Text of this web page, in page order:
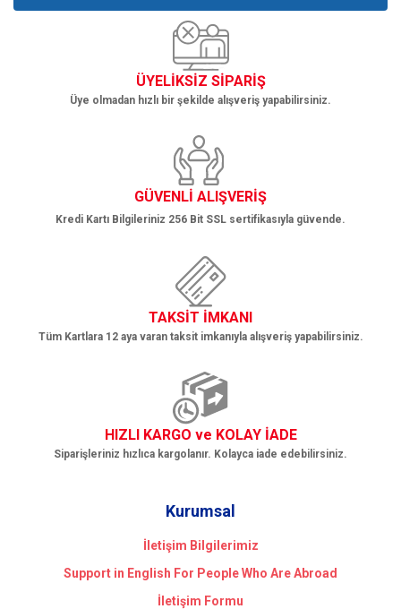
ÜYELİKSİZ SİPARİŞ
Üye olmadan hızlı bir şekilde alışveriş yapabilirsiniz.
GÜVENLİ ALIŞVERİŞ
Kredi Kartı Bilgileriniz 256 Bit SSL sertifikasıyla güvende.
TAKSİT İMKANI
Tüm Kartlara 12 aya varan taksit imkanıyla alışveriş yapabilirsiniz.
HIZLI KARGO ve KOLAY İADE
Siparişleriniz hızlıca kargolanır. Kolayca iade edebilirsiniz.
Kurumsal
İletişim Bilgilerimiz
Support in English For People Who Are Abroad
İletişim Formu